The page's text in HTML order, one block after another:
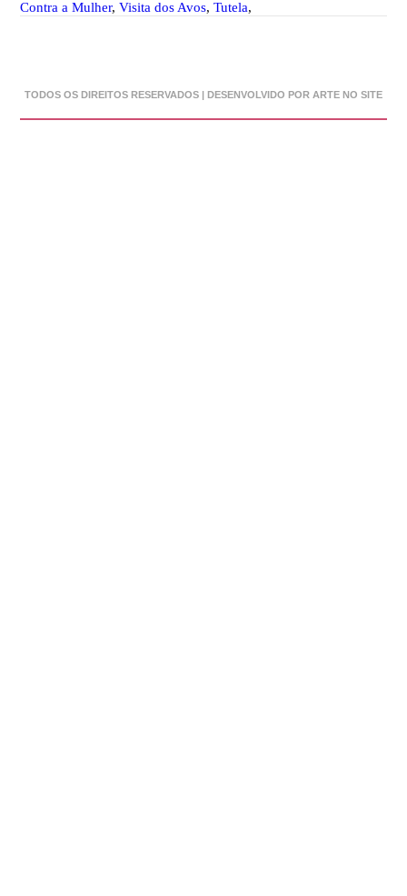
Contra a Mulher,Visita dos Avos,Tutela,
TODOS OS DIREITOS RESERVADOS | DESENVOLVIDO POR ARTE NO SITE